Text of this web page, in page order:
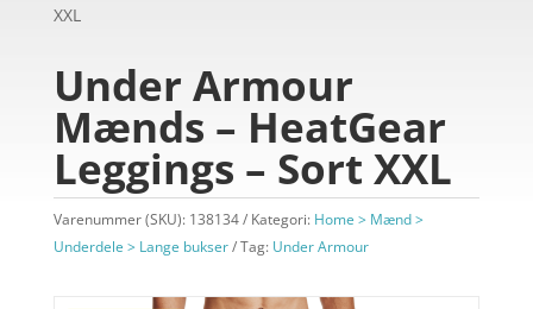
XXL
Under Armour
Mænds – HeatGear
Leggings – Sort XXL
Varenummer (SKU): 138134 Kategori: Home > Mænd >
Underdele > Lange bukser
Tag: Under Armour